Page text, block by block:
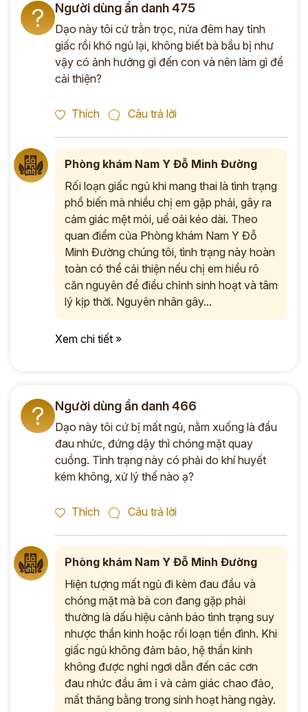
? Người dùng ẩn danh 475
Dạo này tôi cứ trằn trọc, nửa đêm hay tỉnh
giấc rồi khó ngủ lại, không biết bà bầu bị như
vậy có ảnh hưởng gì đến con và nên làm gì để
cải thiện?
Thích Câu trả lời
Phòng khám Nam Y Đỗ Minh Đường
Rối loạn giấc ngủ khi mang thai là tình trạng
phổ biến mà nhiều chị em gặp phải, gây ra
cảm giác mệt mỏi, uể oải kéo dài. Theo
quan điểm của Phòng khám Nam Y Đỗ
Minh Đường chúng tôi, tình trạng này hoàn
toàn có thể cải thiện nếu chị em hiểu rõ
căn nguyên để điều chỉnh sinh hoạt và tâm
lý kịp thời. Nguyên nhân gây...
Xem chi tiết »
? Người dùng ẩn danh 466
Dạo này tôi cứ bị mất ngủ, nằm xuống là đầu
đau nhức, đứng dậy thì chóng mặt quay
cuồng. Tình trạng này có phải do khí huyết
kém không, xử lý thế nào ạ?
Thích Câu trả lời
Phòng khám Nam Y Đỗ Minh Đường
Hiện tượng mất ngủ đi kèm đau đầu và
chóng mặt mà bà con đang gặp phải
thường là dấu hiệu cảnh báo tình trạng suy
nhược thần kinh hoặc rối loạn tiền đình. Khi
giấc ngủ không đảm bảo, hệ thần kinh
không được nghỉ ngơi dẫn đến các cơn
đau nhức đầu âm ỉ và cảm giác chao đảo,
mất thăng bằng trong sinh hoạt hàng ngày.